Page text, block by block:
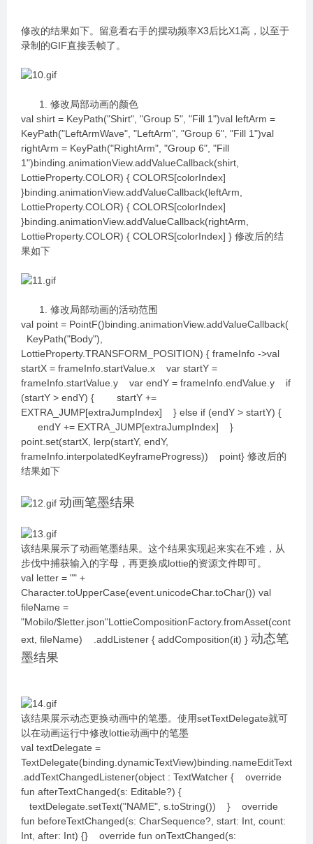
修改的结果如下。留意看右手的摆动频率X3后比X1高，以至于
录制的GIF直接丢帧了。
修改局部动画的颜色
val shirt = KeyPath("Shirt", "Group 5", "Fill 1")val leftArm =
KeyPath("LeftArmWave", "LeftArm", "Group 6", "Fill 1")val
rightArm = KeyPath("RightArm", "Group 6", "Fill
1")binding.animationView.addValueCallback(shirt,
LottieProperty.COLOR) { COLORS[colorIndex]
}binding.animationView.addValueCallback(leftArm,
LottieProperty.COLOR) { COLORS[colorIndex]
}binding.animationView.addValueCallback(rightArm,
LottieProperty.COLOR) { COLORS[colorIndex] } 修改后的结
果如下
修改局部动画的活动范围
val point = PointF()binding.animationView.addValueCallback(
KeyPath("Body"),
LottieProperty.TRANSFORM_POSITION) { frameInfo ->val
startX = frameInfo.startValue.x var startY =
frameInfo.startValue.y var endY = frameInfo.endValue.y if
(startY > endY) { startY +=
EXTRA_JUMP[extraJumpIndex] } else if (endY > startY) {
endY += EXTRA_JUMP[extraJumpIndex] }
point.set(startX, lerp(startY, endY,
frameInfo.interpolatedKeyframeProgress)) point} 修改后的
结果如下
动画笔墨结果
该结果展示了动画笔墨结果。这个结果实现起来实在不难，从
步伐中捕获输入的字母，再更换成lottie的资源文件即可。
val letter = "" +
Character.toUpperCase(event.unicodeChar.toChar()) val
fileName =
"Mobilo/$letter.json"LottieCompositionFactory.fromAsset(cont
ext, fileName) .addListener { addComposition(it) } 动态笔
墨结果
该结果展示动态更换动画中的笔墨。使用setTextDelegate就可
以在动画运行中修改lottie动画中的笔墨
val textDelegate =
TextDelegate(binding.dynamicTextView)binding.nameEditText
.addTextChangedListener(object : TextWatcher { override
fun afterTextChanged(s: Editable?) {
textDelegate.setText("NAME", s.toString()) } override
fun beforeTextChanged(s: CharSequence?, start: Int, count:
Int, after: Int) {} override fun onTextChanged(s: